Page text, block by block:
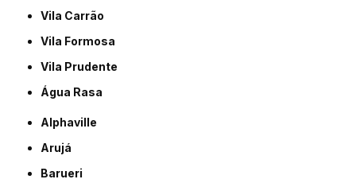
Vila Carrão
Vila Formosa
Vila Prudente
Água Rasa
Alphaville
Arujá
Barueri